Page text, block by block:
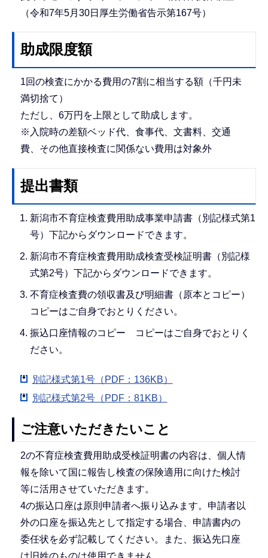
（令和7年5月30日厚生労働省告示第167号）
助成限度額
1回の検査にかかる費用の7割に相当する額（千円未
満切捨て）
ただし、6万円を上限として助成します。
※入院時の差額ベッド代、食事代、文書料、交通
費、その他直接検査に関係ない費用は対象外
提出書類
新潟市不育症検査費用助成事業申請書（別記様式第1
号）下記からダウンロードできます。
新潟市不育症検査費用助成検査受検証明書（別記様
式第2号）下記からダウンロードできます。
不育症検査費の領収書及び明細書（原本とコピー）
コピーはご自身でおとりください。
振込口座情報のコピー コピーはご自身でおとりく
ださい。
別記様式第1号（PDF：136KB）
別記様式第2号（PDF：81KB）
ご注意いただきたいこと
2の不育症検査費用助成受検証明書の内容は、個人情
報を除いて国に報告し検査の保険適用に向けた検討
等に活用させていただきます。
4の振込口座は原則申請者へ振り込みます。申請者以
外の口座を振込先として指定する場合、申請書内の
委任状を必ず記載してください。また、振込先口座
は旧姓のものは使用できません。